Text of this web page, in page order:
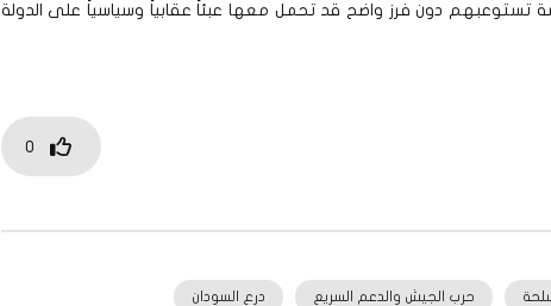
تستوعبهم دون فرز واضح قد تحمل معها عبئاً عقابياً وسياسياً على الدولة
0
حرب الجيش والدعم السريع درع السودان